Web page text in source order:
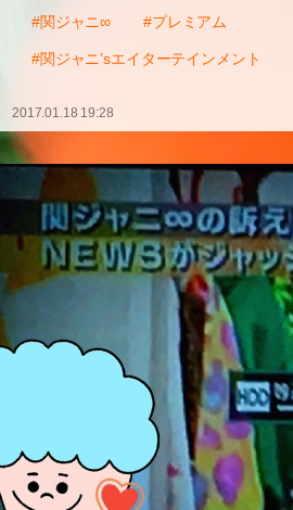
#関ジャニ∞
#プレミアム
#関ジャニ’sエイターテインメント
2017.01.18 19:28